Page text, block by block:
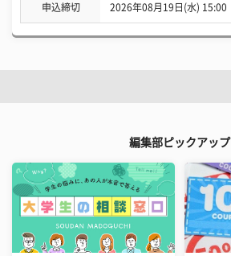
申込締切 2026年08月19日(水) 15:00
編集部ピックアップ